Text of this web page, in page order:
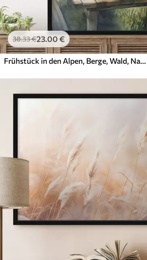
38.33€23.00 €
Frühstück in den Alpen, Berge, Wald, Natur, Sommer, Aquarellstil